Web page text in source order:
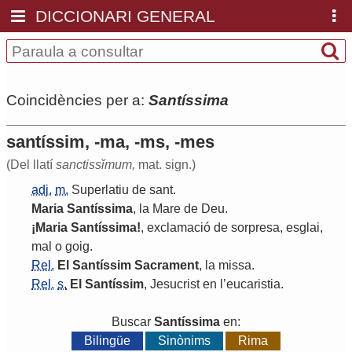
DICCIONARI GENERAL
Coincidències per a: Santíssima
santíssim, -ma, -ms, -mes
(Del llatí sanctissĭmum, mat. sign.)
adj. m. Superlatiu de sant.
Maria Santíssima, la Mare de Deu.
¡ Maria Santíssima!, exclamació de sorpresa, esglai,
mal o goig.
Rel. El Santíssim Sacrament, la missa.
Rel. s. El Santíssim, Jesucrist en ’eucaristia.
Buscar Santíssima en:
Bilingüe
Sinònims Rima